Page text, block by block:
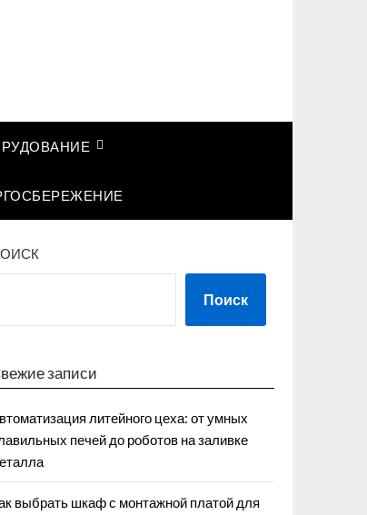
Поиск
записи
литейного цеха: от умных
печей до роботов на заливке
выбрать шкаф с монтажной платой для